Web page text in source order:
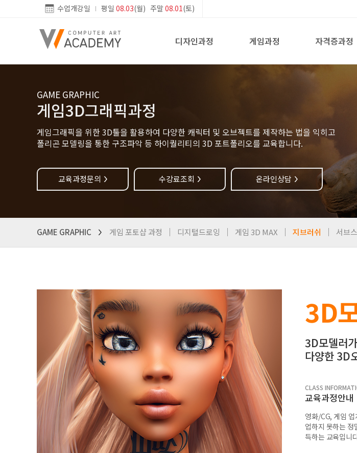
수업개강일 평일 08.03(월) 주말08.01(토)
디자인과정 게임과정 자격증과정
GAME GRAPHIC
게임3D그래픽과정
게임그래픽을 위한 3D툴을 활용하여 다양한 캐릭터 및 오브젝트를 제작하는 법을 익히고
폴리곤 모델링을 통한 구조파악 등 하이퀄리티의 3D 포트폴리오를 교육합니다.
교육과정문의 > 수강료조회 > 온라인상담 >
GAME GRAPHIC > 게임 포토샵 과정 디지털드로잉 게임 3D MAX 지브러쉬 서브
3D
3D모델러
다양한 3D
CLASS
교육과정안내
영화/CG, 게임
업하지 못하는 정
득하는 교육입니